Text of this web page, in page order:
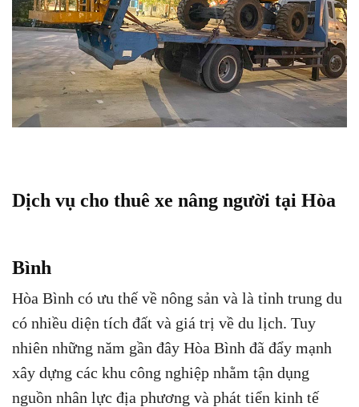
Dịch vụ cho thuê xe nâng người tại Hòa
Bình
Hòa Bình có ưu thế về nông sản và là tỉnh trung du
có nhiều diện tích đất và giá trị về du lịch. Tuy
nhiên những năm gần đây Hòa Bình đã đẩy mạnh
xây dựng các khu công nghiệp nhằm tận dụng
nguồn nhân lực địa phương và phát tiển kinh tế